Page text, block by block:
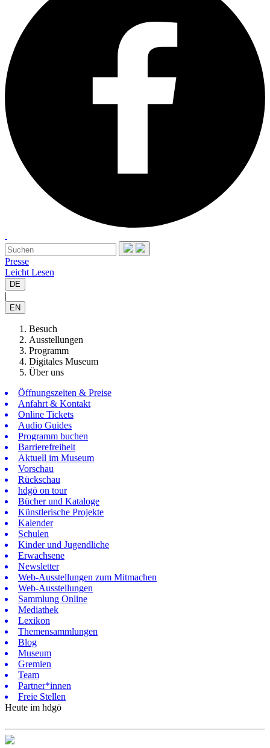
Presse
Leicht Lesen
DE
|
EN
Besuch
Ausstellungen
Programm
Digitales Museum
Über uns
Öffnungszeiten & Preise
Anfahrt & Kontakt
Online Tickets
Audio Guides
Programm buchen
Barrierefreiheit
Aktuell im Museum
Vorschau
Rückschau
hdgö on tour
Bücher und Kataloge
Künstlerische Projekte
Kalender
Schulen
Kinder und Jugendliche
Erwachsene
Newsletter
Web-Ausstellungen zum Mitmachen
Web-Ausstellungen
Sammlung Online
Mediathek
Lexikon
Themensammlungen
Blog
Museum
Gremien
Team
Partner*innen
Freie Stellen
Heute im hdgö